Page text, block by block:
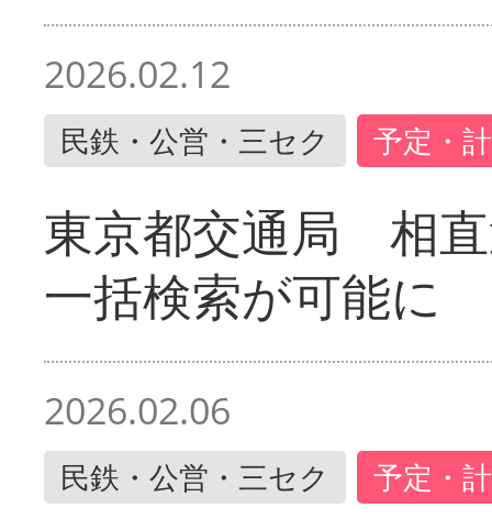
2026.02.12
民鉄・公営・三セク 予定・
東京都交通局 相
一括検索が可能に
2026.02.06
民鉄・公営・三セク 予定・